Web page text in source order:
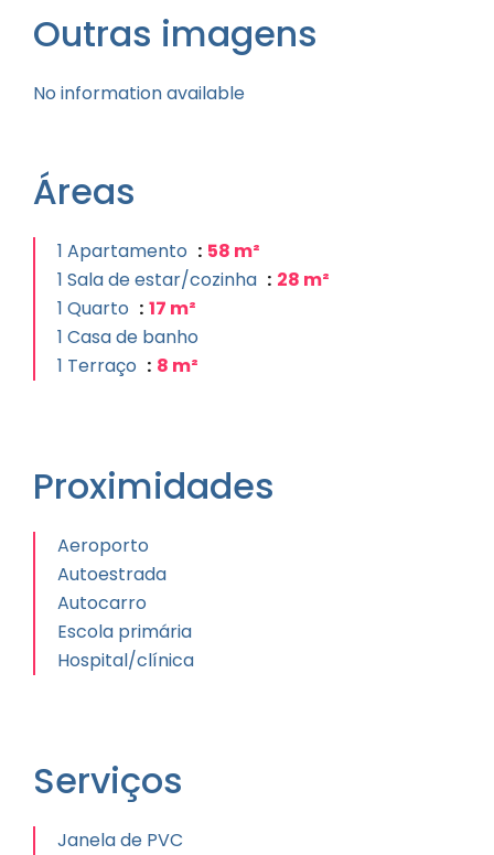
Outras imagens
No information available
Áreas
1 Apartamento
58 m²
1 Sala de estar/cozinha
28 m²
1 Quarto
17 m²
1 Casa de banho
1 Terraço
8 m²
Proximidades
Aeroporto
Autoestrada
Autocarro
Escola primária
Hospital/clínica
Serviços
Janela de PVC